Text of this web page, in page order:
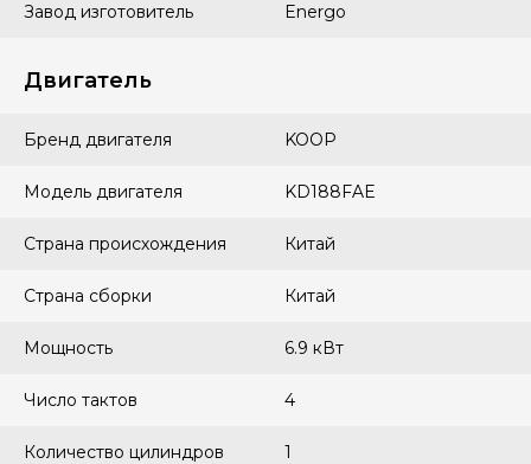
Завод изготовитель Energo
Двигатель
Бренд двигателя KOOP
Модель двигателя KD188FAE
Страна происхождения Китай
Страна сборки Китай
Мощность 6.9 кВт
Число тактов 4
Количество цилиндров 1